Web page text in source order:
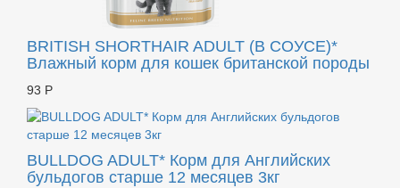
BRITISH SHORTHAIR ADULT (В СОУСЕ)*
Влажный корм для кошек британской породы
93 Р
BULLDOG ADULT* Корм для Английских
бульдогов старше 12 месяцев 3кг